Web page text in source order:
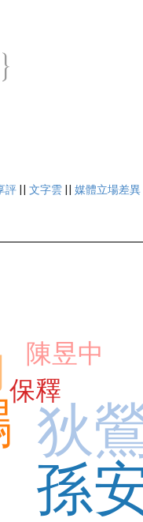
評 || 文字雲 || 媒體立場差異
孫
狄
保釋
陳昱中